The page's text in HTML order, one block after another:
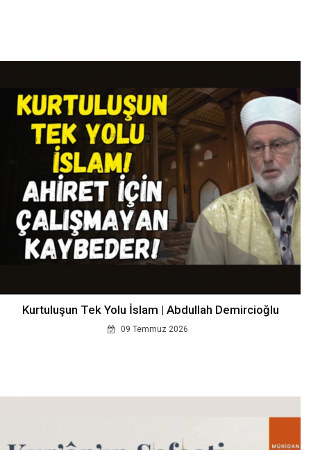
Kurtuluşun Tek Yolu İslam | Abdullah Demircioğlu
09 Temmuz 2026